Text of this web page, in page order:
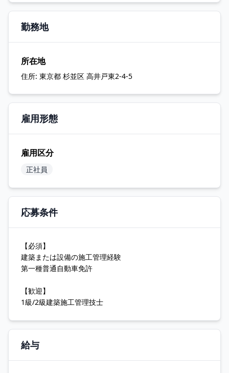
勤務地
所在地
住所: 東京都 杉並区 高井戸東2-4-5
雇用形態
雇用区分
正社員
応募条件
【必須】
建築または設備の施工管理経験
第一種普通自動車免許
【歓迎】
1級/2級建築施工管理技士
給与